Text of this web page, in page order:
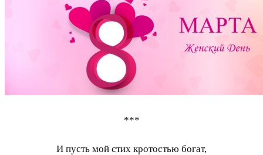
***
И пусть мой стих кротостью богат,